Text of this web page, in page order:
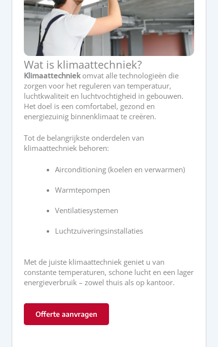
Wat is klimaattechniek?
Klimaattechniekomvat alle technologieën die
zorgen voor het reguleren van temperatuur,
luchtkwaliteit en luchtvochtigheid in gebouwen.
Het doel is een comfortabel, gezond en
energiezuinig binnenklimaat te creëren.
Tot de belangrijkste onderdelen van
klimaattechniek behoren:
Airconditioning (koelen en verwarmen)
Warmtepompen
Ventilatiesystemen
Luchtzuiveringsinstallaties
Met de juiste klimaattechniek geniet u van
constante temperaturen, schone lucht en een lager
energieverbruik – zowel thuis als op kantoor.
Offerte aanvragen